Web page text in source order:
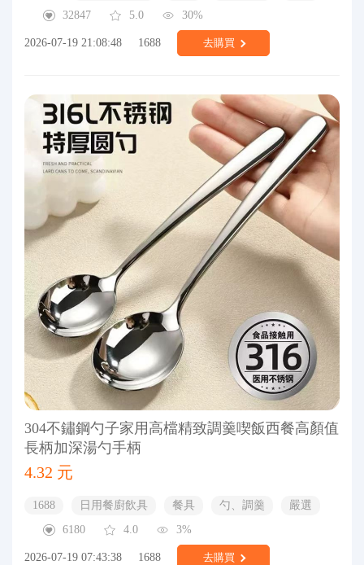
32847
5.0 30%
2026-07-19 21:08:48 1688 去購買
304不鏽鋼勺子家用高檔精致調羹喫飯西餐高顏值
長柄加深湯勺手柄
4.32 元
1688 日用餐廚飲具 餐具 勺、調羹
嚴選
6180
4.0 3%
2026-07-19 07:43:38 1688 去購買